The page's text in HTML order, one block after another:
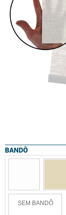
BANDÔ
SEM BANDÔ